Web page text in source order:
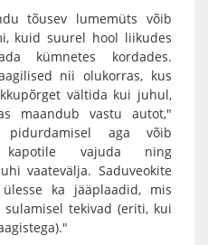
tõusev lumemüts võib
kuid suurel hool liikudes
kümnetes kordades.
nii olukorras, kus
vältida kui juhul,
maandub vastu autot,"
aga võib
kapotile vajuda ning
vaatevälja. Saduveokite
ka jääplaadid, mis
tekivad (eriti, kui